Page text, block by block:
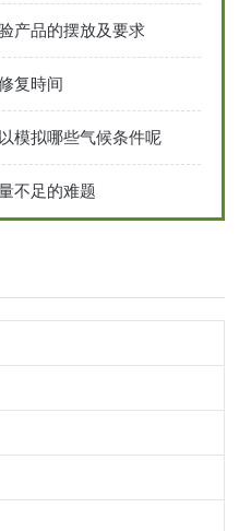
产品的摆放及要求
复時间
模拟哪些气候条件呢
不足的难题